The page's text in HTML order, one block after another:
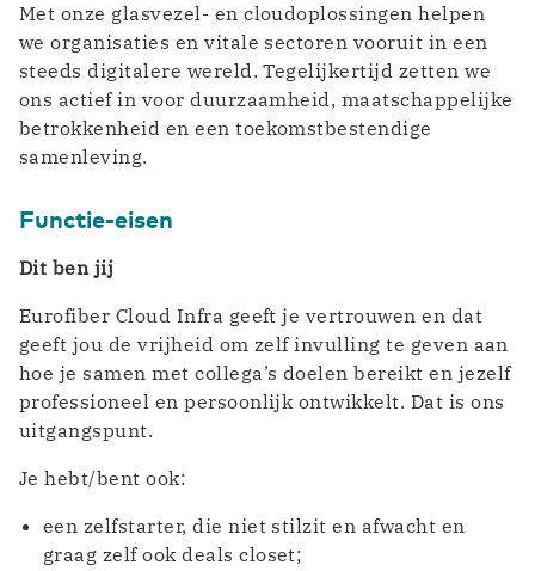
Met onze glasvezel- en cloudoplossingen helpen
we organisaties en vitale sectoren vooruit in een
steeds digitalere wereld. Tegelijkertijd zetten we
ons actief in voor duurzaamheid, maatschappelijke
betrokkenheid en een toekomstbestendige
samenleving.
Functie-eisen
Dit ben jij
Eurofiber Cloud Infra geeft je vertrouwen en dat
geeft jou de vrijheid om zelf invulling te geven aan
hoe je samen met collega’s doelen bereikt en jezelf
professioneel en persoonlijk ontwikkelt. Dat is ons
uitgangspunt.
Je hebt/bent ook:
een zelfstarter, die niet stilzit en afwacht en
graag zelf ook deals closet;